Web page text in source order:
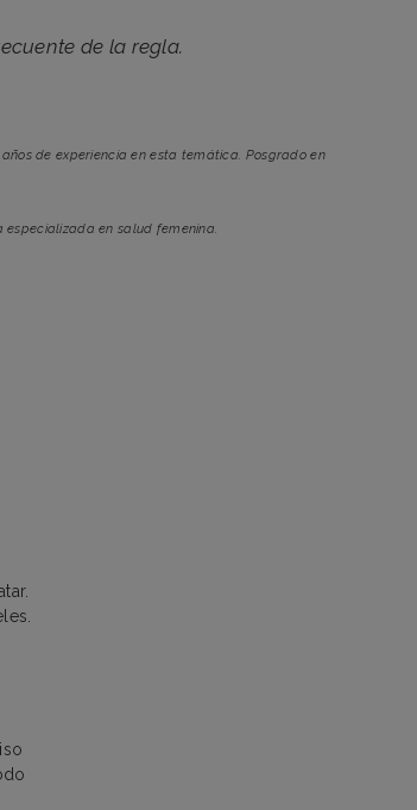
de la regla.
de experiencia en esta temática. Posgrado en
en salud femenina.